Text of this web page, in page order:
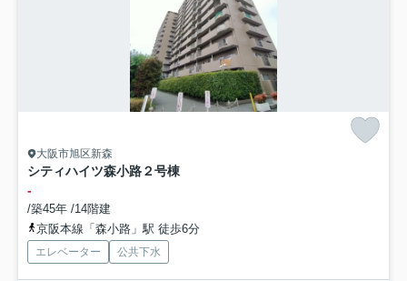
大阪市旭区新森
シティハイツ森小路２号棟
-
/築45年 /14階建
京阪本線「森小路」駅 徒歩6分
エレベーター 公共下水